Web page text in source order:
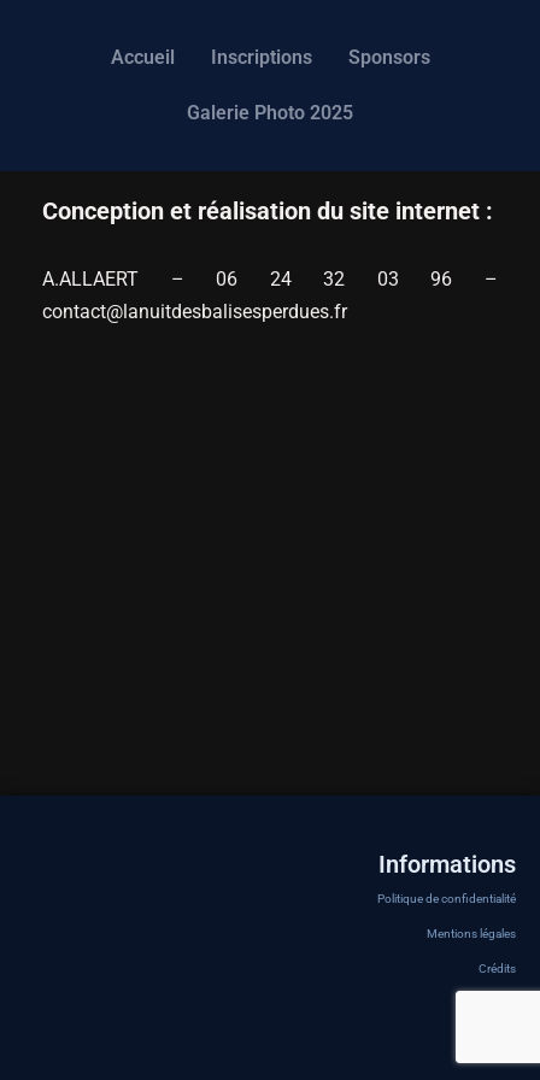
Accueil Inscriptions Sponsors
Galerie Photo 2025
Conception et réalisation du site internet :
A.ALLAERT – 06 24 32 03 96 –
contact@lanuitdesbalisesperdues.fr
Informations
Politique de confidentialité
Mentions légales
Crédits